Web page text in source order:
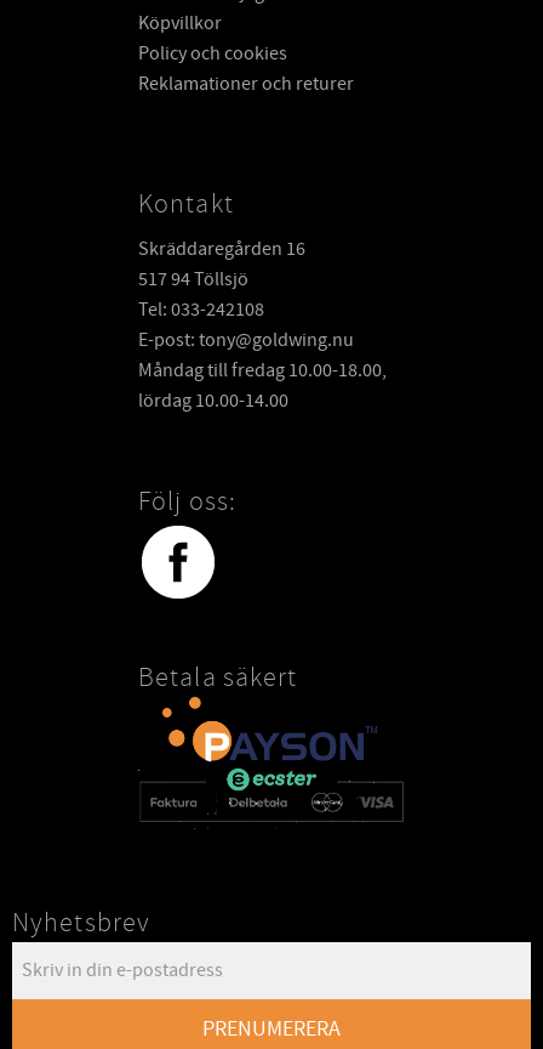
Köpvillkor
Policy och cookies
Reklamationer och returer
Kontakt
Skräddaregården 16
517 94 Töllsjö
Tel: 033-242108
E-post: tony@goldwing.nu
Måndag till fredag 10.00-18.00,
lördag 10.00-14.00
Följ oss:
Betala säkert
Nyhetsbrev
PRENUMERERA